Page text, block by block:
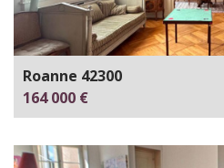
Roanne 42300
164 000 €